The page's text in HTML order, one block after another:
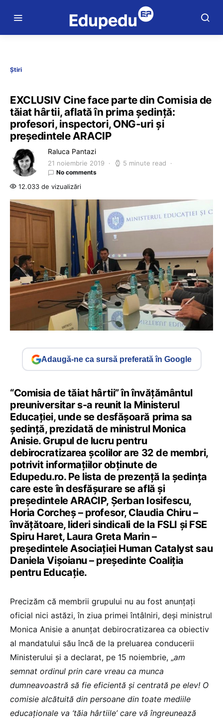
Știri
EXCLUSIV Cine face parte din Comisia de
tăiat hârtii, aflată în prima ședință:
profesori, inspectori, ONG-uri și
președintele ARACIP
Raluca Pantazi
21 noiembrie 2019 5 minute read
No comments
12.033 de vizualizări
Adaugă-ne ca sursă preferată în Google
“Comisia de tăiat hârtii” în învățământul
preuniversitar s-a reunit la Ministerul
Educației, unde se desfășoară prima sa
ședință, prezidată de ministrul Monica
Anisie. Grupul de lucru pentru
debirocratizarea școlilor are 32 de membri,
potrivit informațiilor obținute de
Edupedu.ro. Pe lista de prezență la ședința
care este în desfășurare se află și
președintele ARACIP, Șerban Iosifescu,
Horia Corcheș – profesor, Claudia Chiru –
învățătoare, lideri sindicali de la FSLI și FSE
Spiru Haret, Laura Greta Marin –
președintele Asociației Human Catalyst sau
Daniela Vișoianu – președinte Coaliția
pentru Educație.
Precizăm că membrii grupului nu au fost anunțați
oficial nici astăzi, în ziua primei întâlniri, deși ministrul
Monica Anisie a anunțat debirocratizarea ca obiectiv
al mandatului său încă de la preluarea conducerii
Ministerului și a declarat, pe 15 noiembrie, „am
semnat ordinul prin care vreau ca munca
dumneavoastră să fie eficientă și centrată pe elev! O
comisie alcătuită din persoane din toate mediile
educaționale va ‘tăia hârtiile’ care vă îngreunează